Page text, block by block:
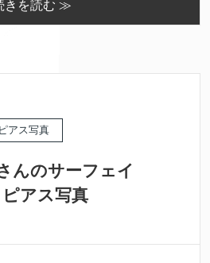
きを読む ≫
アス写真
んのサーフェイ
アス写真